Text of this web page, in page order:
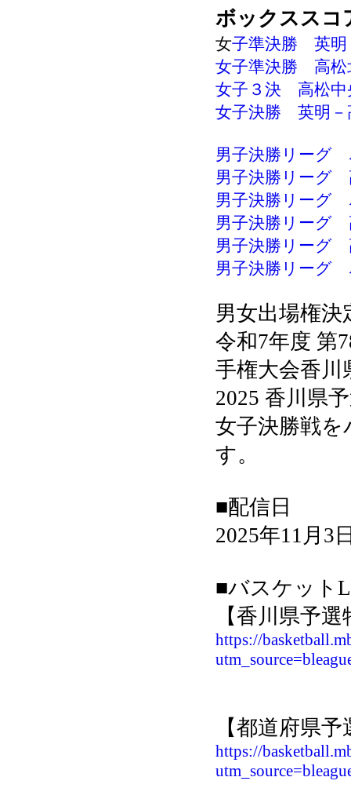
ボックススコ
女子準決勝 英明
女子準決勝 高松
女子３決 高松中
女子決勝 英明－
男子決勝リーグ
男子決勝リーグ
男子決勝リーグ
男子決勝リーグ
男子決勝リーグ
男子決勝リーグ
男女出場権
令和7年度 第
手権大会香川
2025 香川県
女子決勝戦
す。
■配信日
2025年11月3
■バスケット
【香川県予
https://
【都道府県
https://